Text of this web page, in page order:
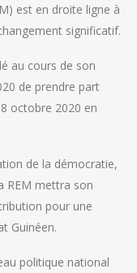
est en droite ligne à
significatif.
au cours de son
de prendre part
octobre 2020 en
de la démocratie,
REM mettra son
pour une
Guinéen.
politique national